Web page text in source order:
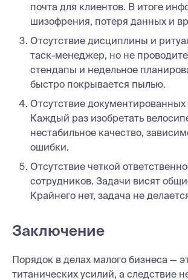
почта для клиентов. В итоге
шизофрения, потеря данных и
Отсутствие дисциплины и
таск-менеджер, но не
стендапы и недельное
быстро покрывается пылью.
Отсутствие документированных
Каждый раз изобретать
нестабильное качество,
ошибки.
Отсутствие четкой
сотрудников. Задачи висят
Крайнего нет, задача не
Заключение
Порядок в делах малого бизнеса —
титанических усилий, а следствие